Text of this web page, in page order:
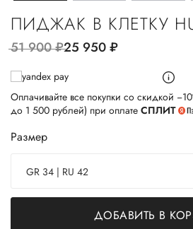
ПИДЖАК В КЛЕТКУ
51 900руб.25 950руб.
Оплачивайте все покупки со скидкой
до 1 500 рублей) при оплате СПЛИТ
Размер
GR 34 | RU 42
ДОБАВИТЬ В